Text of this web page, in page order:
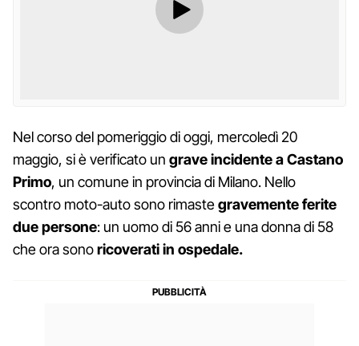
Nel corso del pomeriggio di oggi, mercoledì 20
maggio, si è verificato un grave incidente a Castano
Primo, un comune in provincia di Milano. Nello
scontro moto-auto sono rimastegravemente ferite
due persone: un uomo di 56 anni e una donna di 58
che ora sonoricoverati in ospedale.